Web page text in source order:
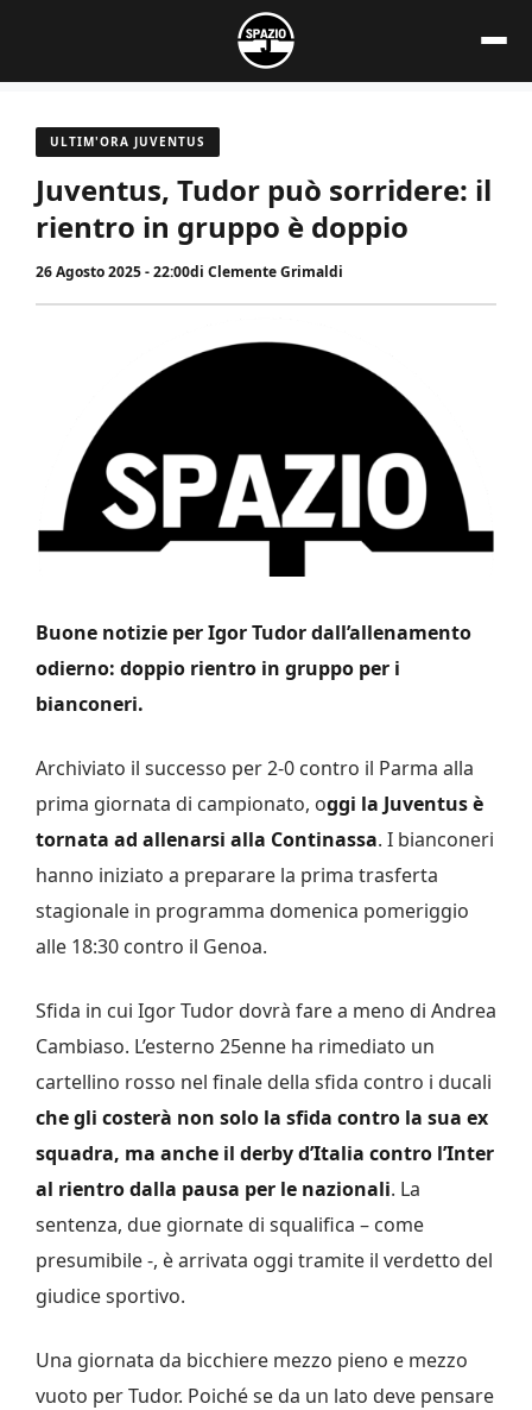
contenuto
ULTIM'ORA JUVENTUS
Juventus, Tudor può sorridere: il
rientro in gruppo è doppio
26 Agosto 2025 - 22:00di Clemente Grimaldi
Buone notizie per Igor Tudor dall’allenamento
odierno: doppio rientro in gruppo per i
bianconeri.
Archiviato il successo per 2-0 contro il Parma alla
prima giornata di campionato, oggi la Juventus è
tornata ad allenarsi alla Continassa. I bianconeri
hanno iniziato a preparare la prima trasferta
stagionale in programma domenica pomeriggio
alle 18:30 contro il Genoa.
Sfida in cui Igor Tudor dovrà fare a meno di Andrea
Cambiaso. L’esterno 25enne ha rimediato un
cartellino rosso nel finale della sfida contro i ducali
che gli costerà non solo la sfida contro la sua ex
squadra, ma anche il derby d’Italia contro l’Inter
al rientro dalla pausa per le nazionali. La
sentenza, due giornate di squalifica – come
presumibile -, è arrivata oggi tramite il verdetto del
giudice sportivo.
Una giornata da bicchiere mezzo pieno e mezzo
vuoto per Tudor. Poiché se da un lato deve pensare